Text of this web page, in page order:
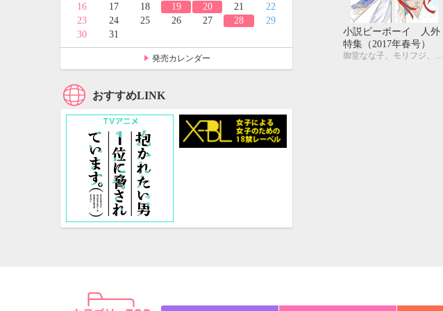
小説ビーボーイ 人外
特集（2017年春号）
御堂なな子、モリフジ、夢乃咲実、佐々木久美子、飯田実樹、宇喜田紅、周防佑未、水壬楓子、しおべり由生、松梶もとや、加東セツコ、桑原水菜、葛西リカコ、あじみね朔生、永井三郎、林 マキ、ひたき、aso、二駒レイム、福嶋ユッカ、水瀬結月
16 17 18 19 20 21
22
23
24 25 26 27 28
29
30
31
22 23 24
29 30
発売カレンダー
おすすめLINK